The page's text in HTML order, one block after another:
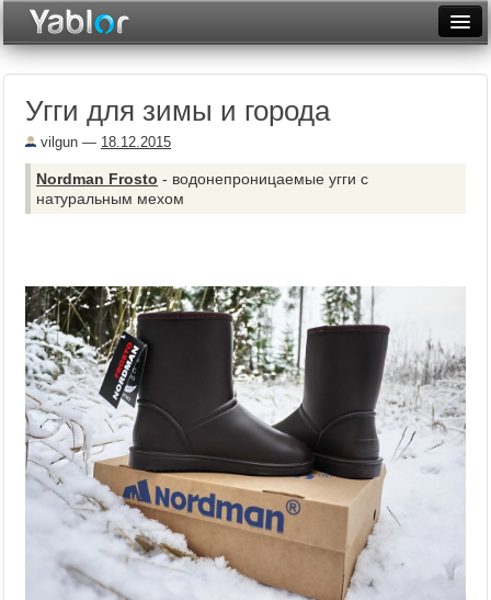
Неделя
Фототоп
Видеотоп
Угги для зимы и города
vilgun — 18.12.2015
Nordman Frosto - водонепроницаемые угги с
натуральным мехом